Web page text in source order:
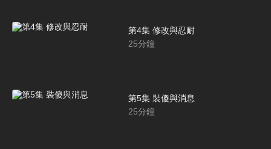
第4集 修改與忍耐
25分鐘
第5集 裝傻與消息
25分鐘